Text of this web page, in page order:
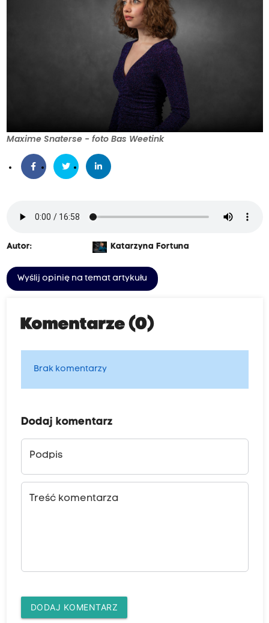
Maxime Snaterse - foto Bas Weetink
Autor: Katarzyna Fortuna
Wyślij opinię na temat artykułu
Komentarze (0)
Brak komentarzy
Dodaj komentarz
Podpis
Treść komentarza
DODAJ KOMENTARZ